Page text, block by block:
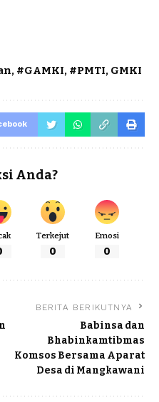
, #GAMKI, #PMTI, GMKI
Anda?
Terkejut
0
Emosi
0
BERITA BERIKUTNYA
Babinsa dan
Bhabinkamtibmas
Komsos Bersama Aparat
Desa di Mangkawani